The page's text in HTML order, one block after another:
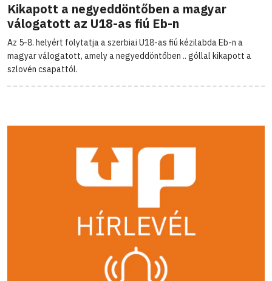
Kikapott a negyeddöntőben a magyar
válogatott az U18-as fiú Eb-n
Az 5-8. helyért folytatja a szerbiai U18-as fiú kézilabda Eb-n a
magyar válogatott, amely a negyeddöntőben .. góllal kikapott a
szlovén csapattól.